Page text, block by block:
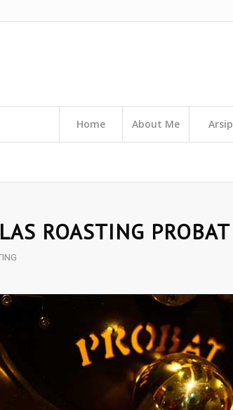
Home About Me Arsip
ROASTING PROBAT